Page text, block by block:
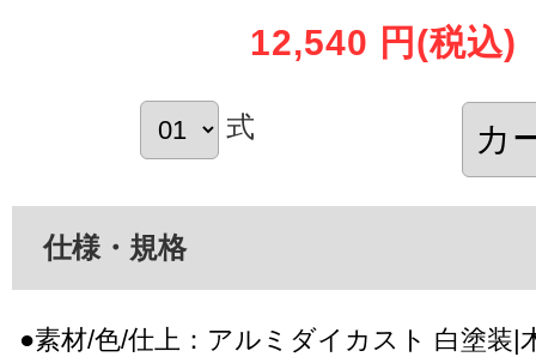
12,540 円 (税込)
式
仕様・規格
●素材/色/仕上：アルミダイカスト 白塗装|